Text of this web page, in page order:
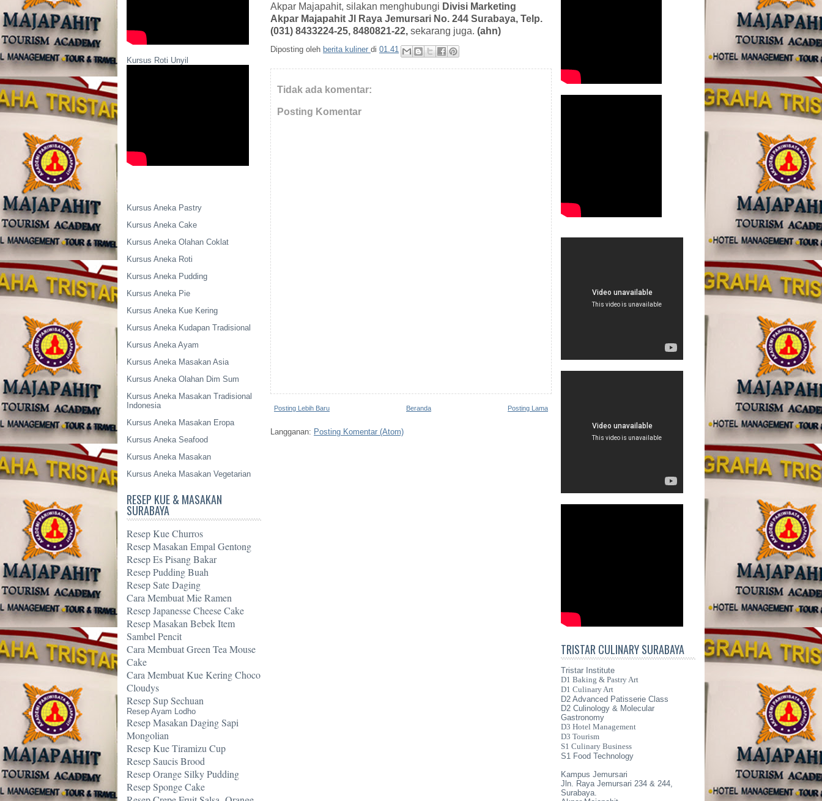
Kursus Roti Unyil
Kursus Aneka Pastry
Kursus Aneka Cake
Kursus Aneka Olahan Coklat
Kursus Aneka Roti
Kursus Aneka Pudding
Kursus Aneka Pie
Kursus Aneka Kue Kering
Kursus Aneka Kudapan Tradisional
Kursus Aneka Ayam
Kursus Aneka Masakan Asia
Kursus Aneka Olahan Dim Sum
Kursus Aneka Masakan Tradisional
Indonesia
Kursus Aneka Masakan Eropa
Kursus Aneka Seafood
Kursus Aneka Masakan
Kursus Aneka Masakan Vegetarian
RESEP KUE & MASAKAN
SURABAYA
Resep Kue Churros
Resep Masakan Empal Gentong
Resep Es Pisang Bakar
Resep Pudding Buah
Resep Sate Daging
Cara Membuat Mie Ramen
Resep Japanesse Cheese Cake
Resep Masakan Bebek Item
Sambel Pencit
Cara Membuat Green Tea Mouse
Cake
Cara Membuat Kue Kering Choco
Cloudys
Resep Sup Sechuan
Resep Ayam Lodho
Resep Masakan Daging Sapi
Mongolian
Resep Kue Tiramizu Cup
Resep Saucis Brood
Resep Orange Silky Pudding
Resep Sponge Cake
Akpar Majapahit, silakan menghubungi Divisi Marketing
Akpar Majapahit Jl Raya Jemursari No. 244 Surabaya, Telp.
(031) 8433224-25, 8480821-22, sekarang juga. (ahn)
Diposting oleh berita kuliner di 01.41
Tidak ada komentar:
Posting Komentar
Posting Lebih Baru Posting Lama
Beranda
Langganan: Posting Komentar (Atom)
TRISTAR CULINARY SURABAYA
Tristar Institute
D1 Baking & Pastry Art
D1 Culinary Art
D2 Advanced Patisserie Class
D2 Culinology & Molecular
Gastronomy
D3 Hotel Management
D3 Tourism
S1 Culinary Business
S1 Food Technology
Kampus Jemursari
Jln. Raya Jemursari 234 & 244,
Surabaya.